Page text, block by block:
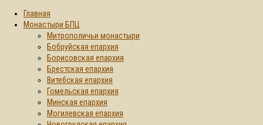
Главная
Монастыри БПЦ
Митрополичьи монастыри
Бобруйская епархия
Борисовская епархия
Брестская епархия
Витебская епархия
Гомельская епархия
Минская епархия
Могилевская епархия